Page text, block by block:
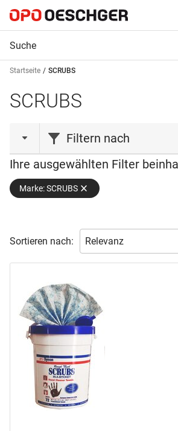
Startseite SCRUBS
SCRUBS
Filtern nach
Farbe
Weiss (1)
Breite
72 (1)
Verfügbarkeit
Ihre ausgewählten Filter
Marke: SCRUBS
Sortieren nach: